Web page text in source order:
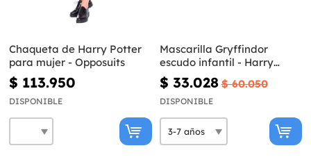
Chaqueta de Harry Potter
para mujer - Opposuits
$ 113.950
DISPONIBLE
Mascarilla Gryffindor
escudo infantil - Harry
Potter
$ 33.028 $ 60.050
DISPONIBLE